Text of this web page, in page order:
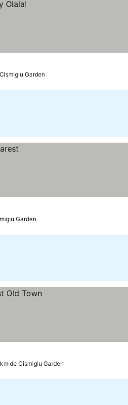
Garden
Garden
de Cismigiu Garden